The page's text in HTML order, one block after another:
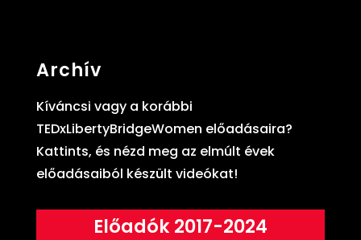
Archív
Kíváncsi vagy a korábbi
TEDxLibertyBridgeWomen előadásaira?
Kattints, és nézd meg az elmúlt évek
előadásaiból készült videókat!
Előadók 2017-2024